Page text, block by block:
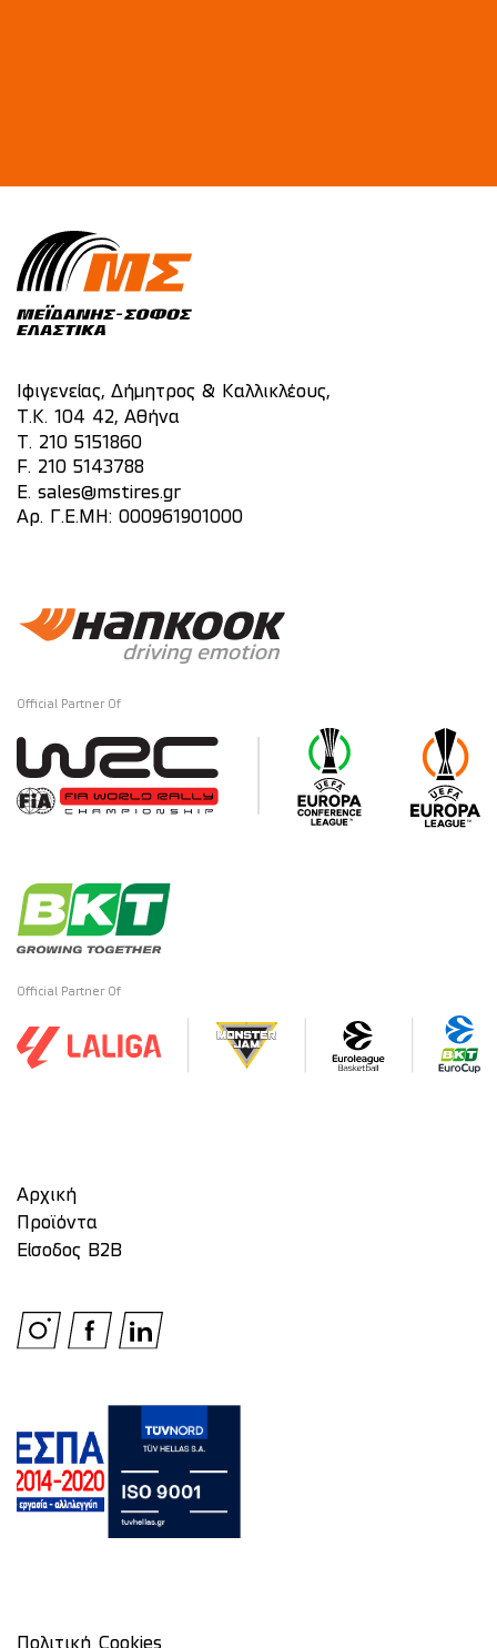
Ιφιγενείας, Δήμητρος & Καλλικλέους,
Τ.Κ. 104 42, Αθήνα
T. 210 5151860
F. 210 5143788
E. sales@mstires.gr
Αρ. Γ.Ε.ΜΗ: 000961901000
Official Partner Of
Official Partner Of
Αρχική
Προϊόντα
Είσοδος Β2Β